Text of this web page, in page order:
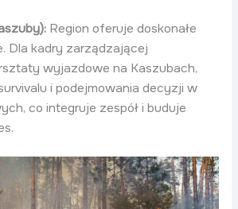
Region oferuje doskonałe
Dla kadry zarządzającej
wyjazdowe na Kaszubach,
i podejmowania decyzji w
co integruje zespół i buduje